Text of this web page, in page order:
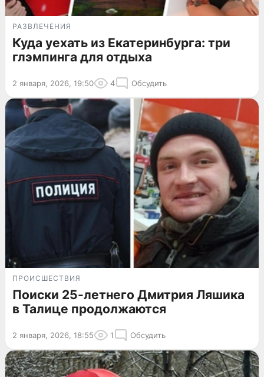
РАЗВЛЕЧЕНИЯ
Куда уехать из Екатеринбурга: три
глэмпинга для отдыха
2 января, 2026, 19:50 4 Обсудить
ПРОИСШЕСТВИЯ
Поиски 25-летнего Дмитрия Ляшика
в Талице продолжаются
2 января, 2026, 18:55 1 Обсудить